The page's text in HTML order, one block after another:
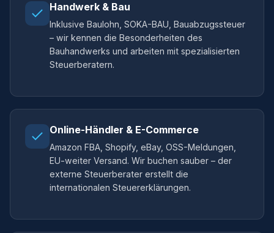
Handwerk & Bau
Inklusive Baulohn, SOKA-BAU, Bauabzugssteuer
– wir kennen die Besonderheiten des
Bauhandwerks und arbeiten mit spezialisierten
Steuerberatern.
Online-Händler & E-Commerce
Amazon FBA, Shopify, eBay, OSS-Meldungen,
EU-weiter Versand. Wir buchen sauber – der
externe Steuerberater erstellt die
internationalen Steuererklärungen.